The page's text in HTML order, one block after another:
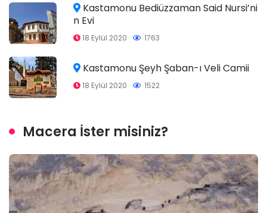
Kastamonu Bediüzzaman Said Nursi’ni
n Evi
18 Eylül 2020 1763
Kastamonu Şeyh Şaban-ı Veli Camii
18 Eylül 2020 1522
Macera İster misiniz?